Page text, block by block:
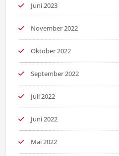
Juni 2023
November 2022
Oktober 2022
September 2022
Juli 2022
Juni 2022
Mai 2022